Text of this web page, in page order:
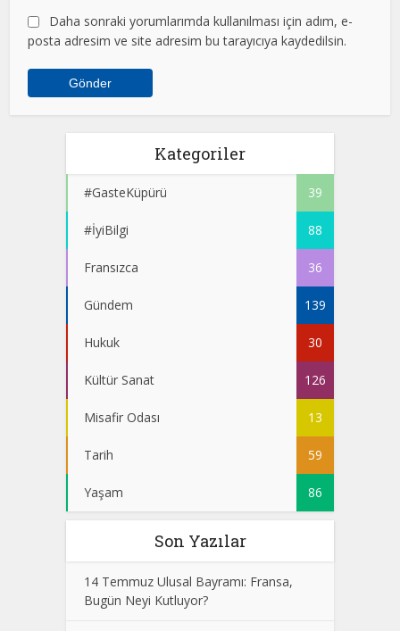
Daha sonraki yorumlarımda kullanılması için adım, e-
posta adresim ve site adresim bu tarayıcıya kaydedilsin.
Kategoriler
#GasteKüpürü 39
#İyiBilgi 88
Fransızca 36
Gündem 139
Hukuk 30
Kültür Sanat 126
Misafir Odası 13
Tarih 59
Yaşam 86
Son Yazılar
14 Temmuz Ulusal Bayramı: Fransa,
Bugün Neyi Kutluyor?